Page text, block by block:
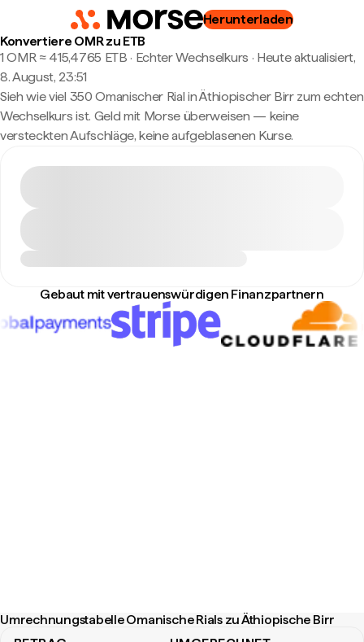
Herunterladen
Konvertiere OMR zu ETB
1 OMR ≈ 415,4765 ETB · Echter Wechselkurs · Heute aktualisiert,
8. August, 23:51
Sieh wie viel 350 Omanischer Rial in Äthiopischer Birr zum echten
Wechselkurs ist. Geld mit Morse überweisen — keine
versteckten Aufschläge, keine aufgeblasenen Kurse.
Gebaut mit vertrauenswürdigen Finanzpartnern
Umrechnungstabelle Omanische Rials zu Äthiopische Birr